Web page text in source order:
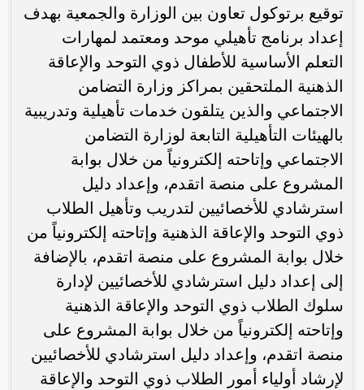
توقيع برتوكول تعاون بين الوزارة والجمعية بهدف
إعداد برنامج تأهيلي موحد ومعتمد لمهارات
التعلم الأساسية للأطفال ذوي التوحد والإعاقة
الذهنية الملتحقين بمراكز وزارة التضامن
الاجتماعي والذين يتلقون خدمات تأهيلية وتدريبية
بالهيئات التأهيلية التابعة لوزارة التضامن
الاجتماعي وإتاحته إلكترونياً من خلال بوابة
المشروع على منصة اتقدم، وإعداد دليل
استرشادي للأخصائيين لتدريب وتأهيل الطلاب
ذوي التوحد والإعاقة الذهنية وإتاحته إلكترونياً من
خلال بوابة المشروع على منصة اتقدم، بالإضافة
إلى إعداد دليل استرشادي للأخصائيين لإدارة
سلوك الطلاب ذوي التوحد والإعاقة الذهنية
وإتاحته إلكترونياً من خلال بوابة المشروع على
منصة اتقدم، وإعداد دليل استرشادي للأخصائيين
لإرشاد أولياء أمور الطلاب ذوي التوحد والإعاقة